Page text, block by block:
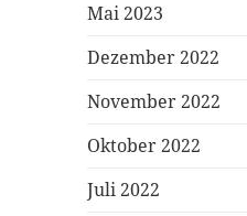
Mai 2023
Dezember 2022
November 2022
Oktober 2022
Juli 2022